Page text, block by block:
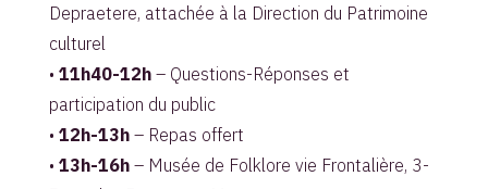
Depraetere, attachée à la Direction du Patrimoine
culturel
• 11h40-12h– Questions-Réponses et
participation du public
• 12h-13h– Repas offert
• 13h-16h– Musée de Folklore vie Frontalière, 3-